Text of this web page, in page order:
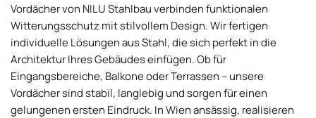
Vordächer von NILU Stahlbau verbinden funktionalen
Witterungsschutz mit stilvollem Design. Wir fertigen
individuelle Lösungen aus Stahl, die sich perfekt in die
Architektur Ihres Gebäudes einfügen. Ob für
Eingangsbereiche, Balkone oder Terrassen – unsere
Vordächer sind stabil, langlebig und sorgen für einen
gelungenen ersten Eindruck. In Wien ansässig, realisieren